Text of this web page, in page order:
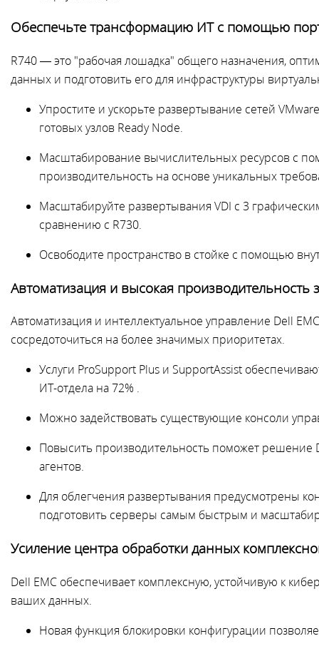
Обеспечьте трансформацию ИТ с помощью
R740 — это "рабочая лошадка" общего назначения,
данных и подготовить его для инфраструктуры
Упростите и ускорьте развертывание сетей
готовых узлов Ready Node.
Масштабирование вычислительных ресурсов с
производительность на основе уникальных
Масштабируйте развертывания VDI с 3
сравнению с R730.
Освободите пространство в стойке с помощью
Автоматизация и высокая производительность
Автоматизация и интеллектуальное управление Dell
сосредоточиться на более значимых приоритетах.
Услуги ProSupport Plus и SupportAssist
ИТ-отдела на 72% .
Можно задействовать существующие консоли
Повысить производительность поможет решение
агентов.
Для облегчения развертывания предусмотрены
подготовить серверы самым быстрым и
Усиление центра обработки данных
Dell EMC обеспечивает комплексную, устойчивую к
ваших данных.
Новая функция блокировки конфигурации